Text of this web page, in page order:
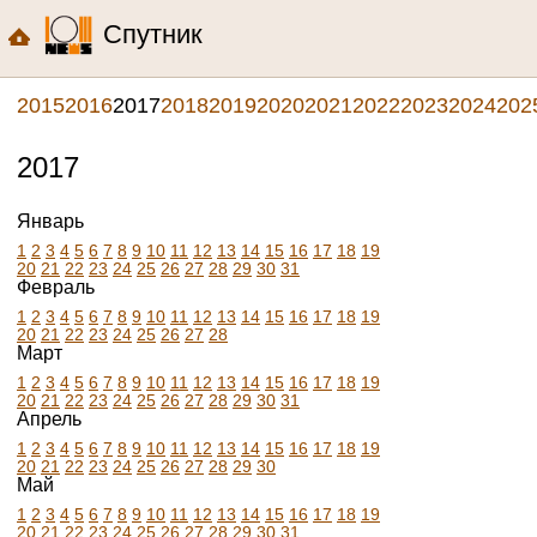
Спутник
2015201620172018201920202021202220232024
2017
Январь
1 2 3 4 5 6 7 8 9 10 11 12 13 14 15 16 17 18 19
20 21 22 23 24 25 26 27 28 29 30 31
Февраль
1 2 3 4 5 6 7 8 9 10 11 12 13 14 15 16 17 18 19
20 21 22 23 24 25 26 27 28
Март
1 2 3 4 5 6 7 8 9 10 11 12 13 14 15 16 17 18 19
20 21 22 23 24 25 26 27 28 29 30 31
Апрель
1 2 3 4 5 6 7 8 9 10 11 12 13 14 15 16 17 18 19
20 21 22 23 24 25 26 27 28 29 30
Май
1 2 3 4 5 6 7 8 9 10 11 12 13 14 15 16 17 18 19
20 21 22 23 24 25 26 27 28 29 30 31